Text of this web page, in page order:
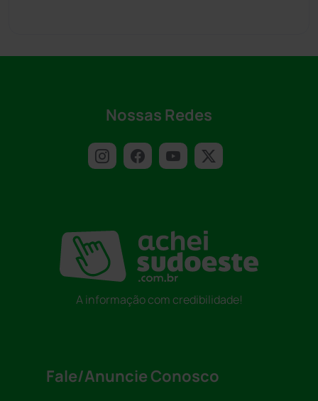
Nossas Redes
A informação com credibilidade!
Fale/Anuncie Conosco